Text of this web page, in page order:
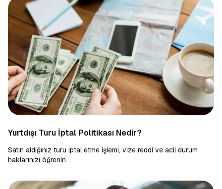
Yurtdışı Turu İptal Politikası Nedir?
Satın aldığınız turu iptal etme işlemi, vize reddi ve acil durum
haklarınızı öğrenin.